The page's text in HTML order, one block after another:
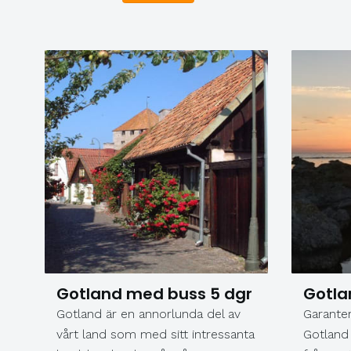
Gotland med buss 5 dgr
Gotland är en annorlunda del av
vårt land som med sitt intressanta